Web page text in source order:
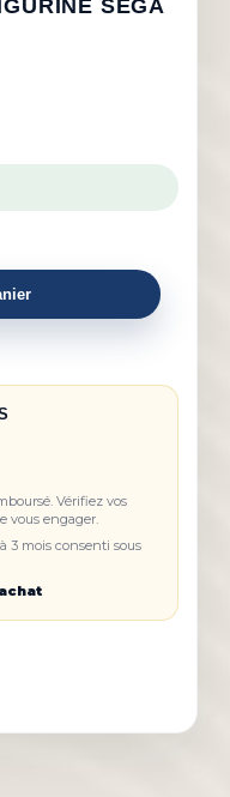
SEGA
Vérifiez vos
vous engager.
3 mois consenti sous